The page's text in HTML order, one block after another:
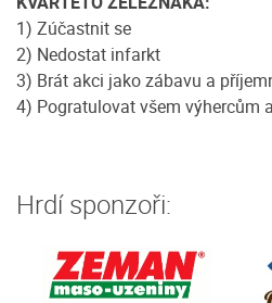
1) Zúčastnit se
2) Nedostat infarkt
3) Brát akci jako zábavu a
4) Pogratulovat všem výhercům
Hrdí sponzoři: